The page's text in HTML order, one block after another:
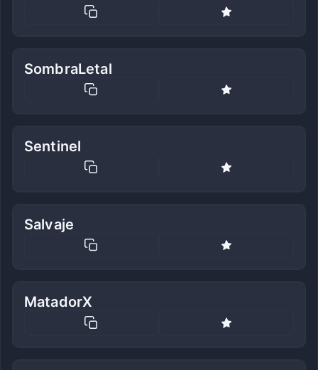
SombraLetal
Sentinel
Salvaje
MatadorX